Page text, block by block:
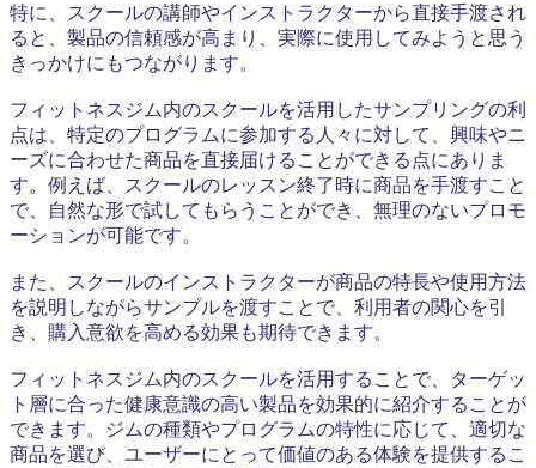
特に、スクールの講師やインストラクターから直接手渡され
ると、製品の信頼感が高まり、実際に使用してみようと思う
きっかけにもつながります。
フィットネスジム内のスクールを活用したサンプリングの利
点は、特定のプログラムに参加する人々に対して、興味やニ
ーズに合わせた商品を直接届けることができる点にありま
す。例えば、スクールのレッスン終了時に商品を手渡すこと
で、自然な形で試してもらうことができ、無理のないプロモ
ーションが可能です。
また、スクールのインストラクターが商品の特長や使用方法
を説明しながらサンプルを渡すことで、利用者の関心を引
き、購入意欲を高める効果も期待できます。
フィットネスジム内のスクールを活用することで、ターゲッ
ト層に合った健康意識の高い製品を効果的に紹介することが
できます。ジムの種類やプログラムの特性に応じて、適切な
商品を選び、ユーザーにとって価値のある体験を提供するこ